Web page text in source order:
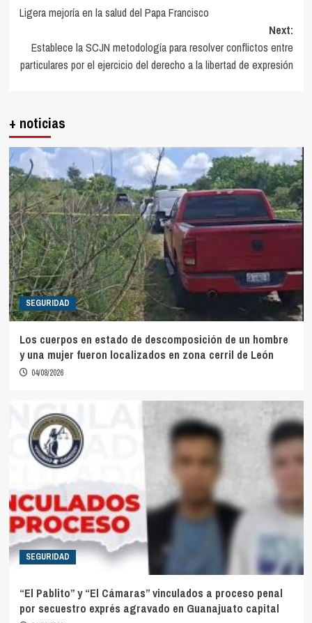
navigation
Ligera mejoría en la salud del Papa Francisco
Next:
Establece la SCJN metodología para resolver conflictos entre
particulares por el ejercicio del derecho a la libertad de expresión
+ noticias
SEGURIDAD
Los cuerpos en estado de descomposición de un hombre
y una mujer fueron localizados en zona cerril de León
04/08/2026
SEGURIDAD
“El Pablito” y “El Cámaras” vinculados a proceso penal
por secuestro exprés agravado en Guanajuato capital